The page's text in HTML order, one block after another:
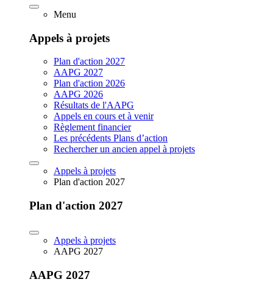
Menu
Appels à projets
Plan d'action 2027
AAPG 2027
Plan d'action 2026
AAPG 2026
Résultats de l'AAPG
Appels en cours et à venir
Règlement financier
Les précédents Plans d’action
Rechercher un ancien appel à projets
Appels à projets
Plan d'action 2027
Plan d'action 2027
Appels à projets
AAPG 2027
AAPG 2027